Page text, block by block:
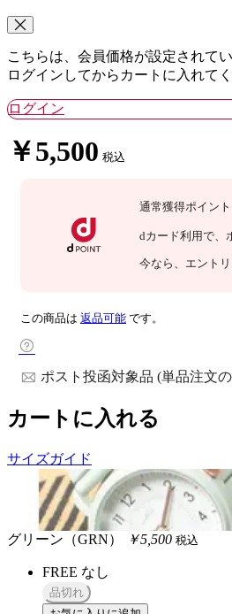
こちらは、会員価格が設定されてい
ログインしてからカートに入れてく
ログイン
￥5,500 税込
通常獲得ポイント
dカード利用で、
今なら 、エント
この商品は 返品可能 です。
ポスト投函対象品 (単品注文
カートに入れる
サイズガイド
グリーン（GRN） ￥5,500 税込
FREE なし
品切れ